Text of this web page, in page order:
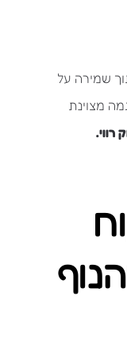
שמירה על
מצוינת
רווי.